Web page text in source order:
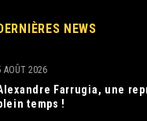
NEWS
Farrugia, une
temps !
AOÛT 2026